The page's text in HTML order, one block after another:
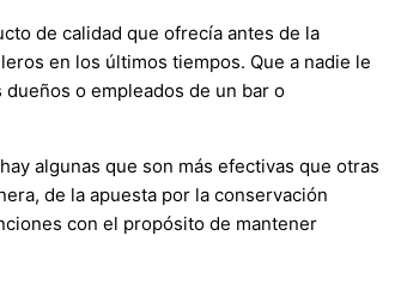
de calidad que ofrecía antes de la
en los últimos tiempos. Que a nadie le
o empleados de un bar o
algunas que son más efectivas que otras
de la apuesta por la conservación
con el propósito de mantener